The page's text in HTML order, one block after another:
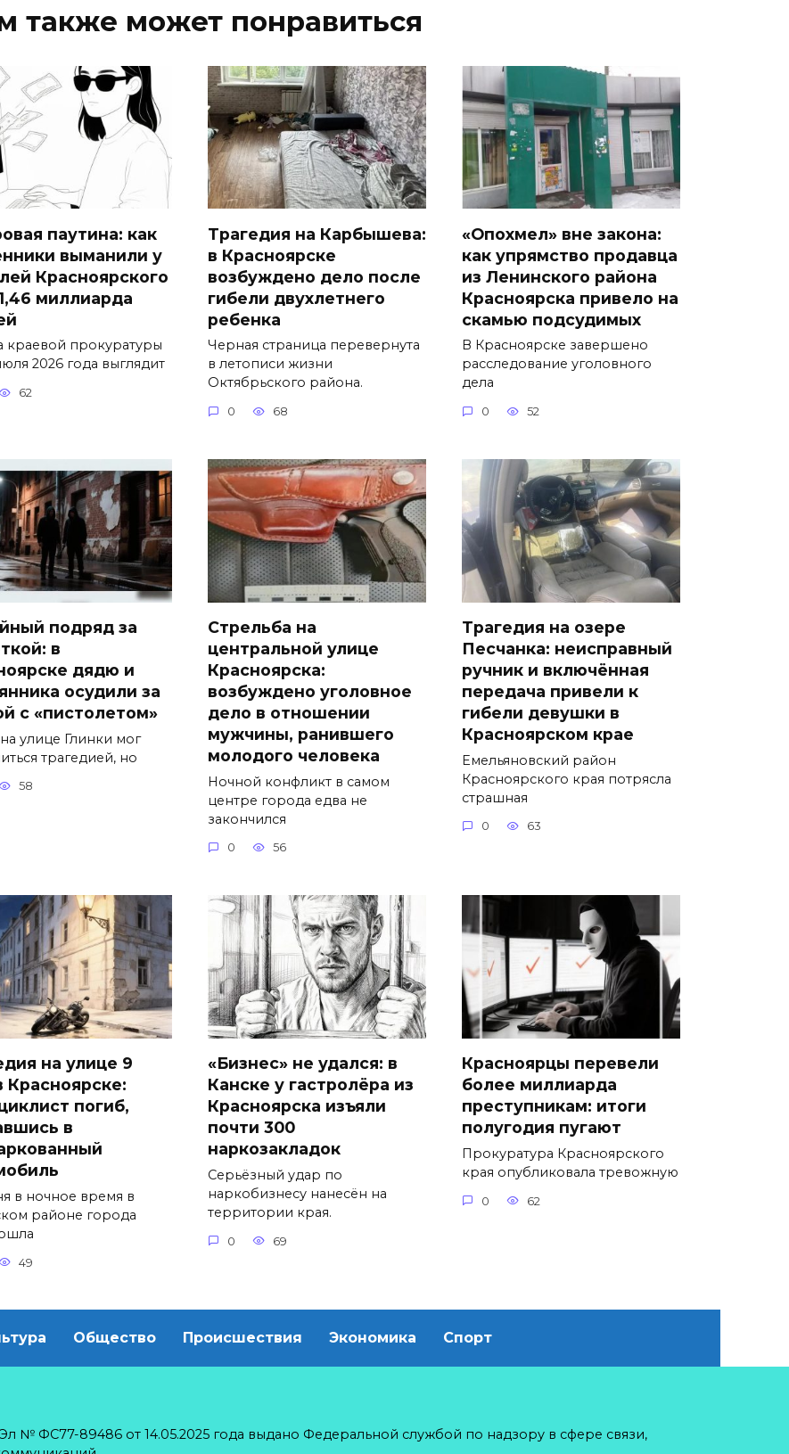
также может понравиться
паутина: как
выманили у
Красноярского
миллиарда
краевой прокуратуры
2026 года выглядит
62
Трагедия на Карбышева:
в Красноярске
возбуждено дело после
гибели двухлетнего
ребенка
Черная страница перевернута
в летописи жизни
Октябрьского района.
0 68
«Опохмел» вне закона:
как упрямство продавца
из Ленинского района
Красноярска привело на
скамью подсудимых
В Красноярске завершено
расследование уголовного
дела
0 52
подряд за
в
дядю и
осудили за
с «пистолетом»
улице Глинки мог
трагедией, но
58
Стрельба на
центральной улице
Красноярска:
возбуждено уголовное
дело в отношении
мужчины, ранившего
молодого человека
Ночной конфликт в самом
центре города едва не
закончился
0 56
Трагедия на озере
Песчанка: неисправный
ручник и включённая
передача привели к
гибели девушки в
Красноярском крае
Емельяновский район
Красноярского края потрясла
страшная
0 63
на улице 9
Красноярске:
погиб,
в
в ночное время в
районе города
49
«Бизнес» не удался: в
Канске у гастролёра из
Красноярска изъяли
почти 300
наркозакладок
Серьёзный удар по
наркобизнесу нанесён на
территории края.
0 69
Красноярцы перевели
более миллиарда
преступникам: итоги
полугодия пугают
Прокуратура Красноярского
края опубликовала тревожную
0 62
Общество Происшествия Экономика Спорт
№ ФС77-89486 от 14.05.2025 года выдано Федеральной службой по надзору в сфере связи,